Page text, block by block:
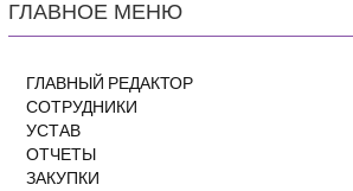
ГЛАВНОЕ МЕНЮ
ГЛАВНЫЙ РЕДАКТОР
СОТРУДНИКИ
УСТАВ
ОТЧЕТЫ
ЗАКУПКИ